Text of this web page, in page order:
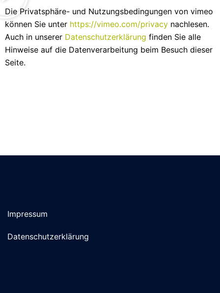
Die Privatsphäre- und Nutzungsbedingungen von vimeo
können Sie unter https://vimeo.com/privacy nachlesen.
Auch in unserer Datenschutzerklärung finden Sie alle
Hinweise auf die Datenverarbeitung beim Besuch dieser
Seite.
Impressum
Datenschutzerklärung